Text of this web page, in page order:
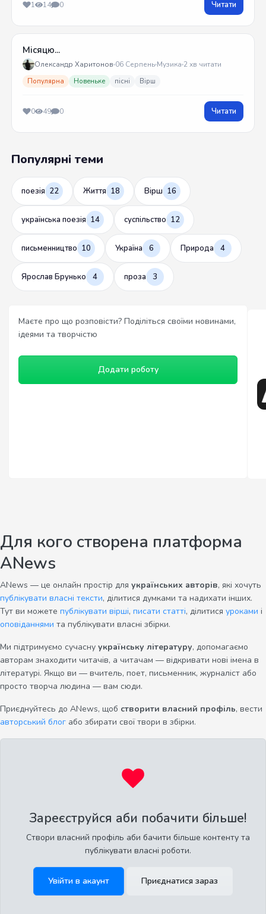
1 14 0 Читати
Місяцю...
Олександр Харитонов 06 Серпень Музика 2 хв читати
Популярна Новеньке пісні Вірш
0 49 0 Читати
Популярні теми
поезія 22 Життя 18 Вірш 16
українська поезія 14 суспільство 12
письменництво 10 Україна 6 Природа 4
Ярослав Брунько 4 проза 3
Маєте про що розповісти? Поділіться своїми новинами,
ідеями та творчістю
Додати роботу
Для кого створена платформа
ANews
ANews — це онлайн простір для українських авторів, які хочуть
публікувати власні тексти, ділитися думками та надихати інших.
Тут ви можете публікувати вірші, писати статті, ділитися уроками і
оповіданнями та публікувати власні збірки.
Ми підтримуємо сучасну українську літературу, допомагаємо
авторам знаходити читачів, а читачам — відкривати нові імена в
літературі. Якщо ви — вчитель, поет, письменник, журналіст або
просто творча людина — вам сюди.
Приєднуйтесь до ANews, щоб створити власний профіль, вести
авторський блог або збирати свої твори в збірки.
Зареєструйся аби побачити більше!
Створи власний профіль аби бачити більше контенту та
публікувати власні роботи.
Увійти в акаунт Приєднатися зараз